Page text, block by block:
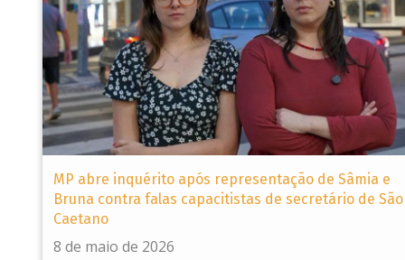
MP abre inquérito após representação de Sâmia e
Bruna contra falas capacitistas de secretário de São
Caetano
8 de maio de 2026